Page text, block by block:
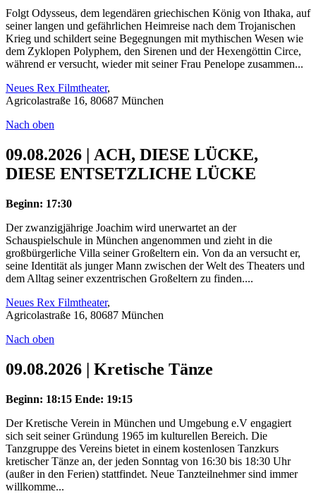
Folgt Odysseus, dem legendären griechischen König von Ithaka, auf
seiner langen und gefährlichen Heimreise nach dem Trojanischen
Krieg und schildert seine Begegnungen mit mythischen Wesen wie
dem Zyklopen Polyphem, den Sirenen und der Hexengöttin Circe,
während er versucht, wieder mit seiner Frau Penelope zusammen...
Neues Rex Filmtheater,
Agricolastraße 16, 80687 München
Nach oben
09.08.2026 | ACH, DIESE LÜCKE,
DIESE ENTSETZLICHE LÜCKE
Beginn: 17:30
Der zwanzigjährige Joachim wird unerwartet an der
Schauspielschule in München angenommen und zieht in die
großbürgerliche Villa seiner Großeltern ein. Von da an versucht er,
seine Identität als junger Mann zwischen der Welt des Theaters und
dem Alltag seiner exzentrischen Großeltern zu finden....
Neues Rex Filmtheater,
Agricolastraße 16, 80687 München
Nach oben
09.08.2026 | Kretische Tänze
Beginn: 18:15 Ende: 19:15
Der Kretische Verein in München und Umgebung e.V engagiert
sich seit seiner Gründung 1965 im kulturellen Bereich. Die
Tanzgruppe des Vereins bietet in einem kostenlosen Tanzkurs
kretischer Tänze an, der jeden Sonntag von 16:30 bis 18:30 Uhr
(außer in den Ferien) stattfindet. Neue Tanzteilnehmer sind immer
willkomme...